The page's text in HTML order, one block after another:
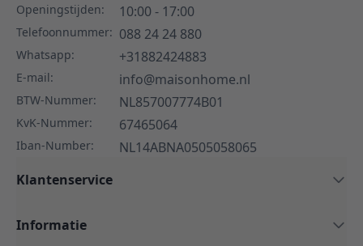
Openingstijden: 10:00 - 17:00
Telefoonnummer: 088 24 24 880
Whatsapp: +31882424883
E-mail: info@maisonhome.nl
BTW-Nummer: NL857007774B01
KvK-Nummer: 67465064
Iban-Number:
NL14ABNA0505058065
Klantenservice
Informatie